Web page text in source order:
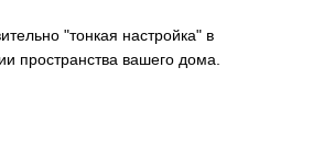
"тонкая настройка" в
пространства вашего дома.